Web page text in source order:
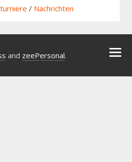
/ Nachrichten
and zeePersonal.